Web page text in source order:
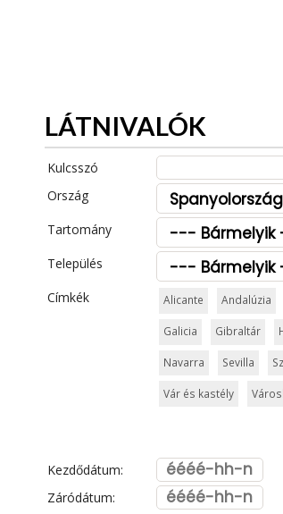
LÁTNIVALÓK
Kulcsszó
Ország
Tartomány
Település
Címkék
Alicante Andalúzia
Galicia Gibraltár
Navarra Sevilla
Vár és kastély
Kezdődátum:
Záródátum: